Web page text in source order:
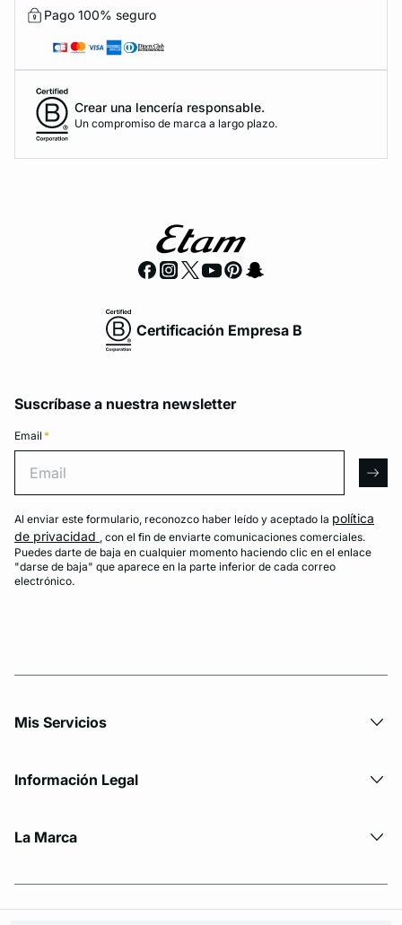
Pago 100% seguro
Crear una lencería responsable.
Un compromiso de marca a largo plazo.
Certificación Empresa B
Suscríbase a nuestra newsletter
Email *
Al enviar este formulario, reconozco haber leído y aceptado la política
de privacidad , con el fin de enviarte comunicaciones comerciales.
Puedes darte de baja en cualquier momento haciendo clic en el enlace
"darse de baja" que aparece en la parte inferior de cada correo
electrónico.
Mis Servicios
Información Legal
La Marca